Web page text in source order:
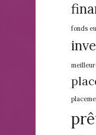
fonds